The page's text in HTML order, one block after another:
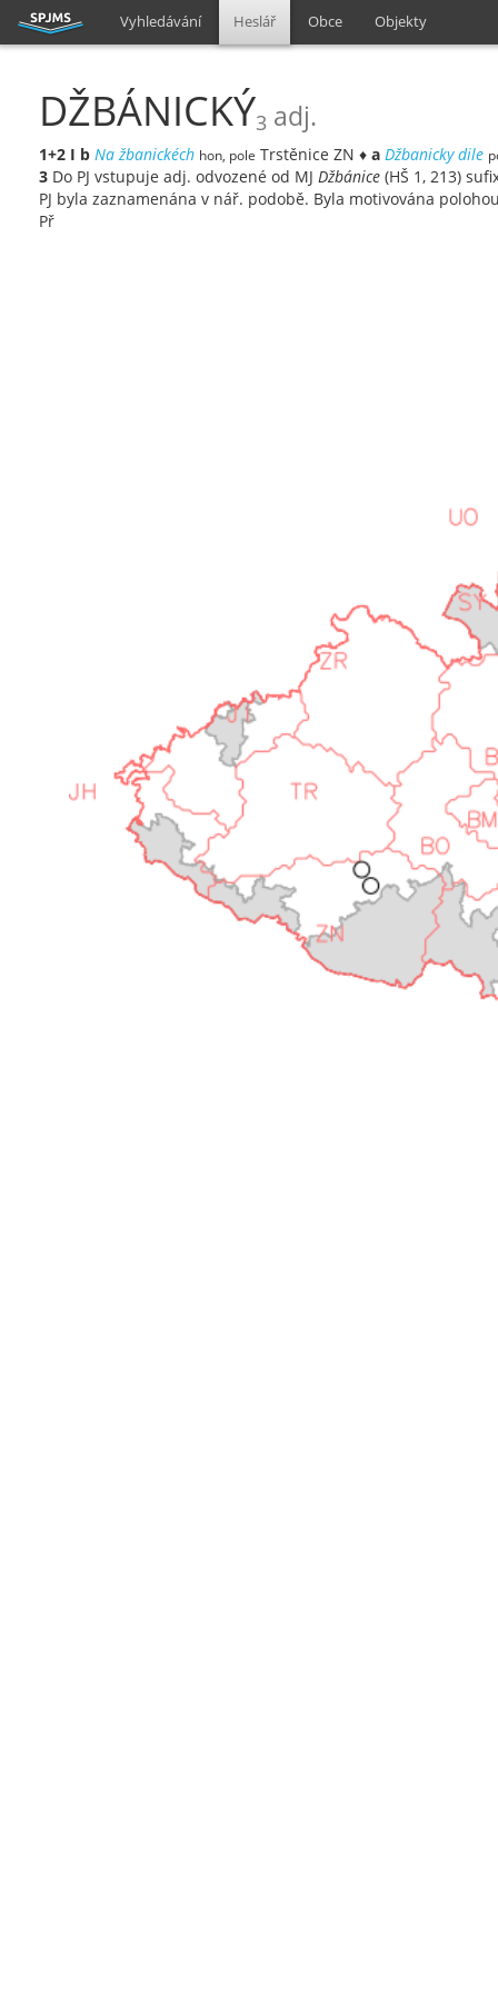
Vyhledávání Heslář Obce Objekty
DŽBÁNICKÝ3 adj.
1+2 I b Na žbanickéch hon, pole Trstěnice ZN ♦ a Džbanicky dile
3 Do PJ vstupuje adj. odvozené od MJ Džbánice (HŠ 1, 213)
PJ byla zaznamenána v nář. podobě. Byla motivována
Př